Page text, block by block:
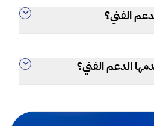
الفني؟
الدعم الفني؟